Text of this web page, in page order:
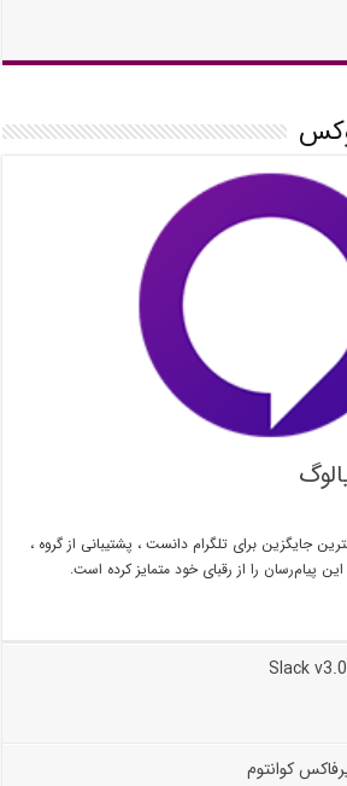
جایگزین برای تلگرام دانست ، پشتیبانی از گروه ،
پیام‌رسان را از رقبای خود متمایز کرده است.
کوانتوم